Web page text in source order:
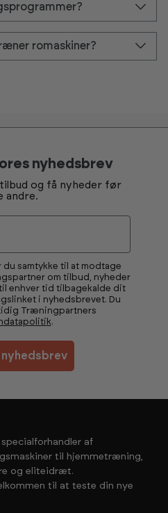
romaskiner?
nyhedsbrev
og få nyheder før
andre.
samtykke til at modtage
om tilbud, nyheder
enhver tid tilbagekalde dit
i nyhedsbrevet. Du
Træningpartners
.
nyhedsbrev
af
til hjemmetræning,
og eliteidræt.
til at teste din nye